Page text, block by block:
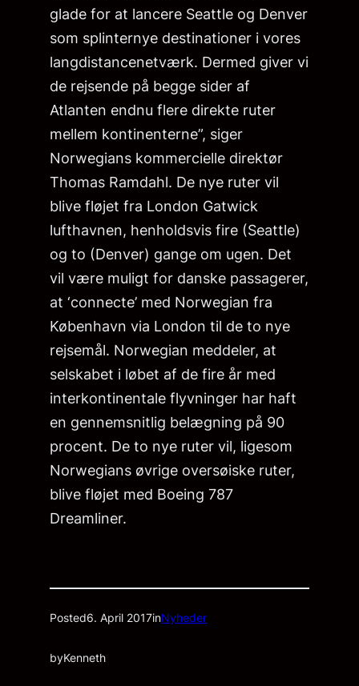
glade for at lancere Seattle og Denver
som splinternye destinationer i vores
langdistancenetværk. Dermed giver vi
de rejsende på begge sider af
Atlanten endnu flere direkte ruter
mellem kontinenterne”, siger
Norwegians kommercielle direktør
Thomas Ramdahl. De nye ruter vil
blive fløjet fra London Gatwick
lufthavnen, henholdsvis fire (Seattle)
og to (Denver) gange om ugen. Det
vil være muligt for danske passagerer,
at ‘connecte’ med Norwegian fra
København via London til de to nye
rejsemål. Norwegian meddeler, at
selskabet i løbet af de fire år med
interkontinentale flyvninger har haft
en gennemsnitlig belægning på 90
procent. De to nye ruter vil, ligesom
Norwegians øvrige oversøiske ruter,
blive fløjet med Boeing 787
Dreamliner.
Posted6. April 2017inNyheder
byKenneth